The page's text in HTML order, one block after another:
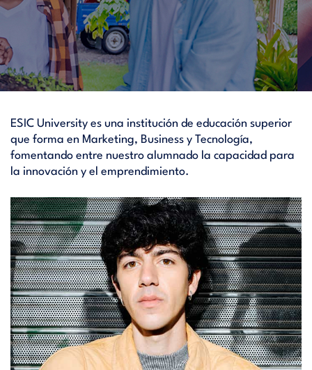
ESIC University es una institución de educación superior
que forma en Marketing, Business y Tecnología,
fomentando entre nuestro alumnado la capacidad para
la innovación y el emprendimiento.